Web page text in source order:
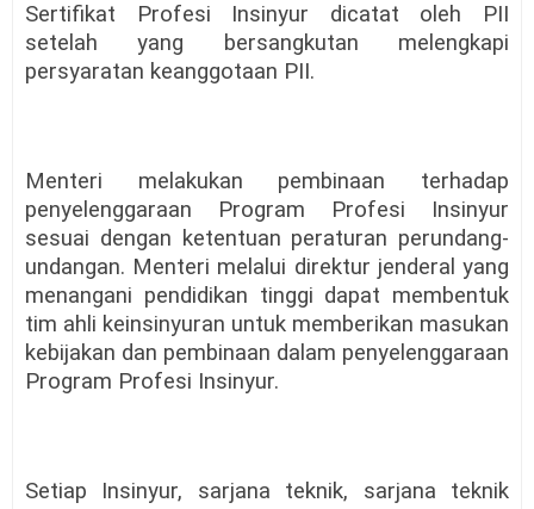
Sertifikat Profesi Insinyur dicatat oleh PII
setelah yang bersangkutan melengkapi
persyaratan keanggotaan PII.
Menteri melakukan pembinaan terhadap
penyelenggaraan Program Profesi Insinyur
sesuai dengan ketentuan peraturan perundang-
undangan. Menteri melalui direktur jenderal yang
menangani pendidikan tinggi dapat membentuk
tim ahli keinsinyuran untuk memberikan masukan
kebijakan dan pembinaan dalam penyelenggaraan
Program Profesi Insinyur.
Setiap Insinyur, sarjana teknik, sarjana teknik